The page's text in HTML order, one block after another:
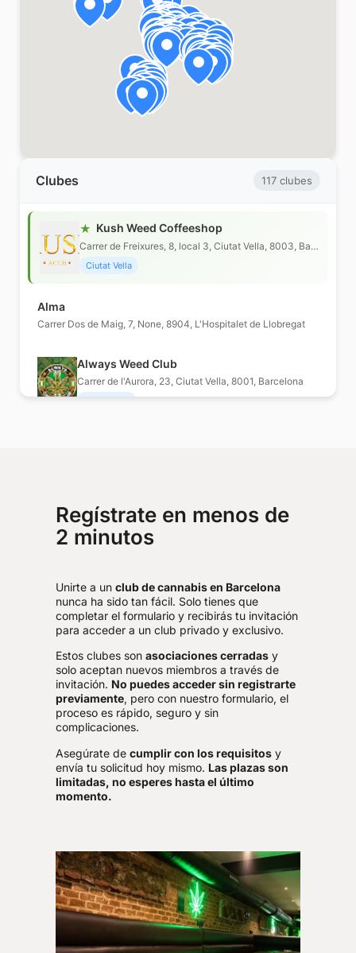
Clubes 117 clubes
★ Kush Weed Coffeeshop
Carrer de Freixures, 8, local 3, Ciutat Vella, 8003, Barcelona
Ciutat Vella
Alma
Carrer Dos de Maig, 7, None, 8904, L'Hospitalet de Llobregat
Always Weed Club
Carrer de l'Aurora, 23, Ciutat Vella, 8001, Barcelona
Rambla de Prim, 166, local 7, Sant Martí, 8020, Barcelona
Sant Martí
Pcta. Sant Francesc, 2, Ciutat Vella, 8002, Barcelona
Ciutat Vella
Asociacion La Milla Verde / The Green Mile
Sarrià-Sant Gervasi
Asociacion Planet
Associació Cannabica FreeTime
Auc Weedoom Cannabis Club
Carrer Numància, 2, Sants-Montjuïc, 8029, Barcelona
Sants-Montjuïc
Backwoods Weed Club Barcelona
Regístrate en menos de
2 minutos
Unirte a un club de cannabis en Barcelona
nunca ha sido tan fácil. Solo tienes que
completar el formulario y recibirás tu invitación
para acceder a un club privado y exclusivo.
Estos clubes son asociaciones cerradas y
solo aceptan nuevos miembros a través de
invitación. No puedes acceder sin registrarte
previamente, pero con nuestro formulario, el
proceso es rápido, seguro y sin
complicaciones.
Asegúrate de cumplir con los requisitos y
envía tu solicitud hoy mismo. Las plazas son
limitadas, no esperes hasta el último
momento.